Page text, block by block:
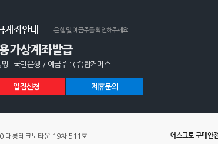
계좌안내 은행 및 예금주를 확인해주세요
가상계좌발급
명 : 국민은행 / 예금주 : (주)탑커머스
입점신청 제휴문의
대륭테크노타운 19차 511호 에스크로 구매안